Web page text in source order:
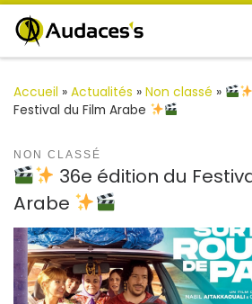
Passer au contenu
Accueil » Actualités » Non classé »
Festival du Film Arabe
NON CLASSÉ
36e édition du
Arabe